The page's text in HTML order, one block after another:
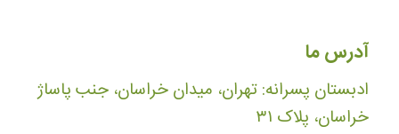
آدرس ما
ادبستان پسرانه: تهران، میدان خراسان، جنب پاساژ
خراسان، پلاک ۳۱